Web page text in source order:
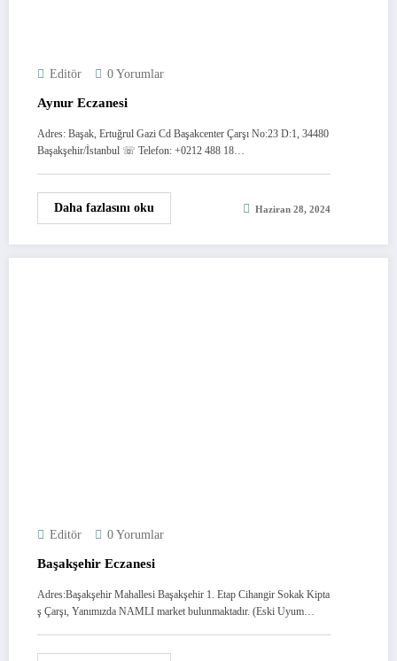
Editör 0 Yorumlar
Aynur Eczanesi
Adres: Başak, Ertuğrul Gazi Cd Başakcenter Çarşı No:23 D:1, 34480
Başakşehir/İstanbul ☏ Telefon: +0212 488 18…
Daha fazlasını oku Haziran 28, 2024
Editör 0 Yorumlar
Başakşehir Eczanesi
Adres:Başakşehir Mahallesi Başakşehir 1. Etap Cihangir Sokak Kipta
ş Çarşı, Yanımızda NAMLI market bulunmaktadır. (Eski Uyum…